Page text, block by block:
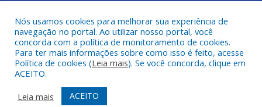
Todos os direitos reservados a Câmara Municipal de Cachoeira
do Piriá.
Mapa do Site
Acessar Área Administrativa
Nós usamos cookies para melhorar sua experiência de
navegação no portal. Ao utilizar nosso portal, você
concorda com a política de monitoramento de cookies.
Para ter mais informações sobre como isso é feito, acesse
Política de cookies (Leia mais). Se você concorda, clique em
ACEITO.
Leia mais
ACEITO